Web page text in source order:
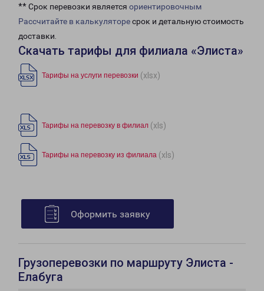
** Срок перевозки является ориентировочным
Рассчитайте в калькуляторесрок и детальную стоимость
доставки.
Скачать тарифы для филиала «Элиста»
Тарифы на услуги перевозки (xlsx)
Тарифы на перевозку в филиал (xls)
Тарифы на перевозку из филиала (xls)
Оформить заявку
Грузоперевозки по маршруту Элиста -
Елабуга